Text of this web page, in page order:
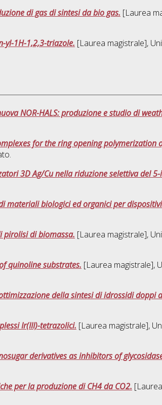
di gas di sintesi da bio gas. [Laurea
yl-1H-1,2,3-triazole. [Laurea magistrale],
NOR-HALS: produzione e studio di
for the ring opening polymerization
3D Ag/Cu nella riduzione selettiva del
materiali biologici ed organici per
pirolisi di biomassa. [Laurea magistrale],
quinoline substrates. [Laurea magistrale],
della sintesi di idrossidi doppi
Ir(III)-tetrazolici. [Laurea magistrale],
derivatives as inhibitors of
per la produzione di CH4 da CO2.